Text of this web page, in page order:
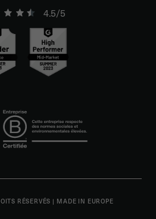
4.5/5
RÉSERVÉS | MADE IN EUROPE